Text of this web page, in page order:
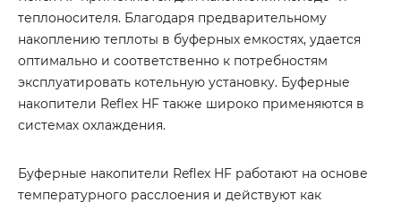
теплоносителя. Благодаря предварительному
накоплению теплоты в буферных емкостях, удается
оптимально и соответственно к потребностям
эксплуатировать котельную установку. Буферные
накопители Reflex HF также широко применяются в
системах охлаждения.
Буферные накопители Reflex HF работают на основе
температурного расслоения и действуют как